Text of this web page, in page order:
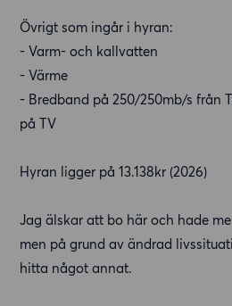
Övrigt som ingår i hyran:
- Varm- och kallvatten
- Värme
- Bredband på 250/250mb/s från
på TV
Hyran ligger på 13.138kr (2026)
Jag älskar att bo här och hade
men på grund av ändrad
hitta något annat.